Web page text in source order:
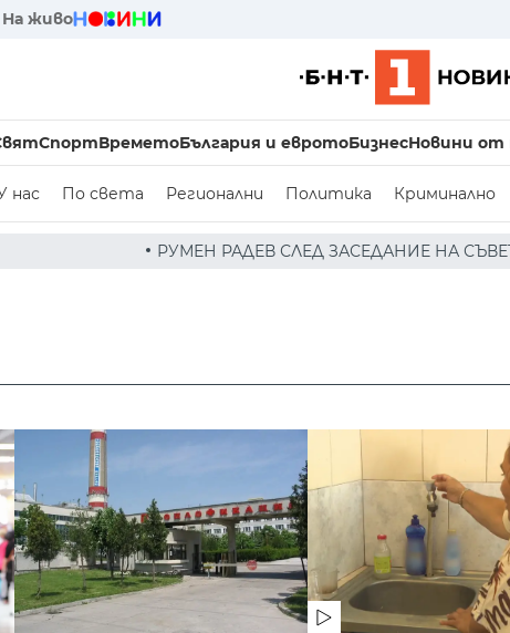
На живо
СпортВреметоБългария и евротоБизнесНовини от
нас По света Регионални Политика Криминално
РАДЕВ СЛЕД ЗАСЕДАНИЕ НА СЪВЕТА ПО